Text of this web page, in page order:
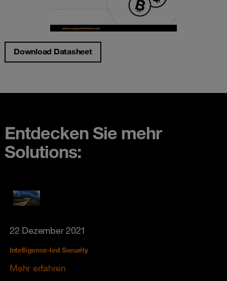
Download Datasheet
Entdecken Sie mehr
Solutions:
22 Dezember 2021
Intelligence-led Security
Mehr erfahren